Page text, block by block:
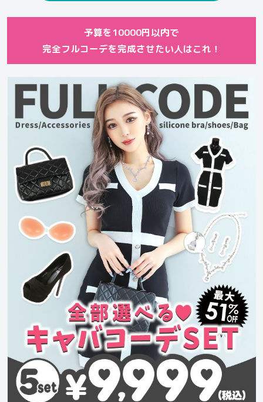
予算を10000円以内で
完全フルコーデを完成させたい人はこれ！